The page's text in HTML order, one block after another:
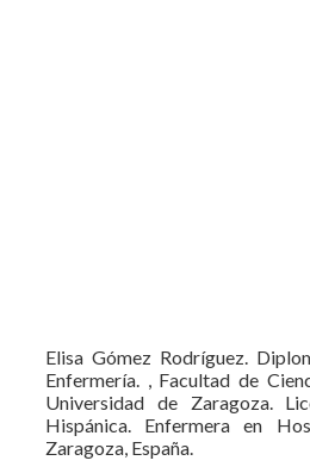
Elisa Gómez Rodríguez.
Enfermería. , Facultad de
Universidad de Zaragoza.
Hispánica. Enfermera en
Zaragoza, España.